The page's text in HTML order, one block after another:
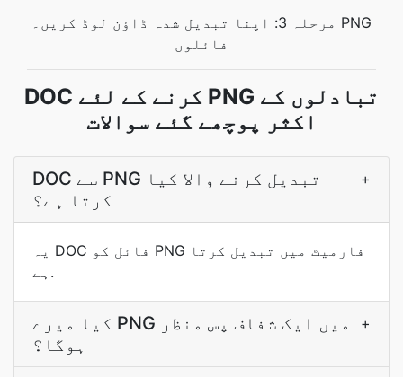
مرحلہ 3: اپنا تبدیل شدہ ڈاؤن لوڈ کریں۔ PNG
فائلوں
DOC کرنے کے لئے PNG تبادلوں کے
اکثر پوچھے گئے سوالات
DOC سے PNG تبدیل کرنے والا کیا
کرتا ہے؟
+
یہ DOC فائل کو PNG فارمیٹ میں تبدیل کرتا
ہے.
کیا میرے PNG میں ایک شفاف پس منظر
ہوگا؟
+